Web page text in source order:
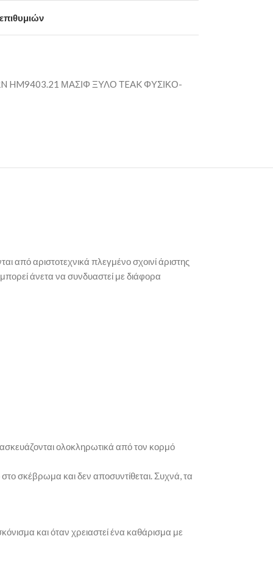
HM9403.21 ΜΑΣΙΦ ΞΥΛΟ ΤEAK ΦΥΣΙΚΟ-
από αριστοτεχνικά πλεγμένο σχοινί άριστης
άνετα να συνδυαστεί με διάφορα
ολοκληρωτικά από τον κορμό
στο σκέβρωμα και δεν αποσυντίθεται. Συχνά, τα
και όταν χρειαστεί ένα καθάρισμα με